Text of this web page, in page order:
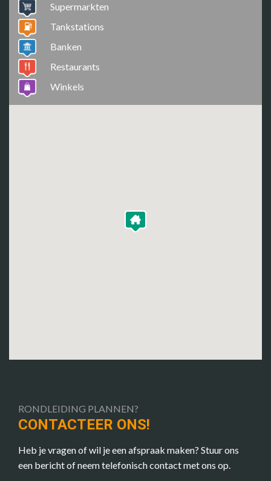
Supermarkten
Tankstations
Banken
Restaurants
Winkels
RONDLEIDING PLANNEN?
CONTACTEER ONS!
Heb je vragen of wil je een afspraak maken? Stuur ons
een bericht of neem telefonisch contact met ons op.